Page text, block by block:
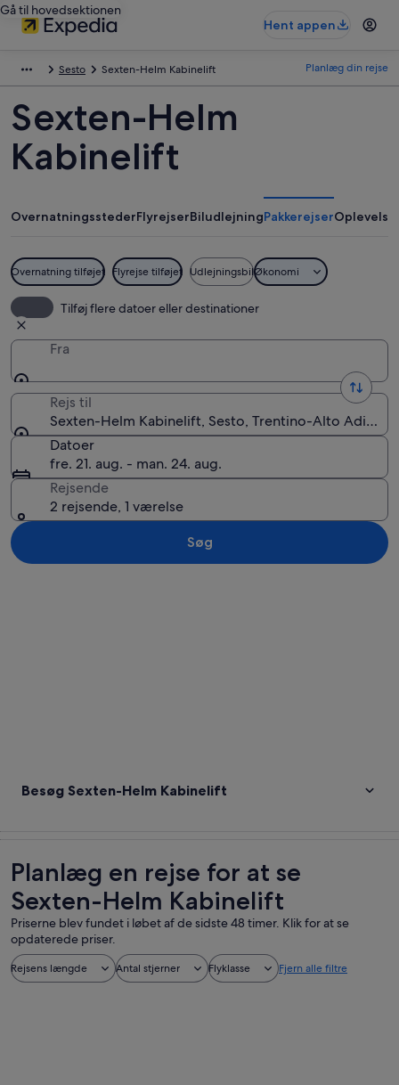
Gå til hovedsektionen
Hent appen
Sesto Sexten-Helm Kabinelift Planlæg din rejse
Sexten-Helm
Kabinelift
OvernatningsstederFlyrejserBiludlejningPakkerejser
Overnatning tilføjet Flyrejse tilføjet UdlejningsbilØkonomi
Tilføj flere datoer eller destinationer
Fra
Rejs til
Sexten-Helm Kabinelift, Sesto, Trentino-Alto Adige,
Datoer
fre. 21. aug. - man. 24. aug.
Rejsende
2 rejsende, 1 værelse
Søg
Besøg Sexten-Helm Kabinelift
Planlæg en rejse for at se
Sexten-Helm Kabinelift
Priserne blev fundet i løbet af de sidste 48 timer. Klik for at se
opdaterede priser.
Rejsens længde Antal stjerner Flyklasse Fjern alle filtre